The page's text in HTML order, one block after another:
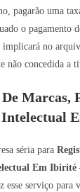
pagarão uma
o pagamento
no
não concedida a
Marcas,
séria para
Em Ibirité
esse serviço para